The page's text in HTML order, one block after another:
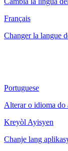
Français
Changer la langue
Portuguese
Alterar o idioma do
Kreyòl Ayisyen
Chanje lang